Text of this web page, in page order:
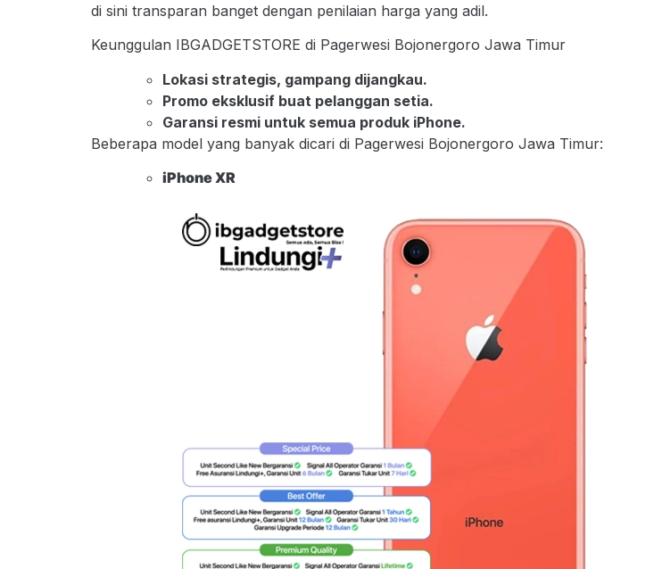
di sini transparan banget dengan penilaian harga yang adil.
Keunggulan IBGADGETSTORE di Pagerwesi Bojonergoro Jawa Timur
Lokasi strategis, gampang dijangkau.
Promo eksklusif buat pelanggan setia.
Garansi resmi untuk semua produk iPhone.
Beberapa model yang banyak dicari di Pagerwesi Bojonergoro Jawa Timur:
iPhone XR